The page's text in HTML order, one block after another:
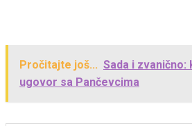
Pročitajte još... Sada i zvanično:
ugovor sa Pančevcima